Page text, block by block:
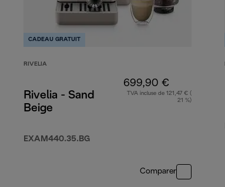
CADEAU GRATUIT
RIVELIA
Rivelia - Sand
Beige
EXAM440.35.BG
699,90 €
TVA incluse de 121,47 € (
21 %)
Comparer